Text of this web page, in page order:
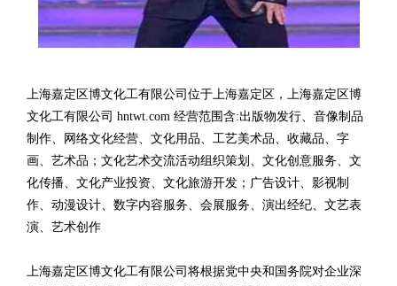
上海嘉定区博文化工有限公司位于上海嘉定区，上海嘉定区博
文化工有限公司 hntwt.com 经营范围含:出版物发行、音像制品
制作、网络文化经营、文化用品、工艺美术品、收藏品、字
画、艺术品；文化艺术交流活动组织策划、文化创意服务、文
化传播、文化产业投资、文化旅游开发；广告设计、影视制
作、动漫设计、数字内容服务、会展服务、演出经纪、文艺表
演、艺术创作
上海嘉定区博文化工有限公司将根据党中央和国务院对企业深